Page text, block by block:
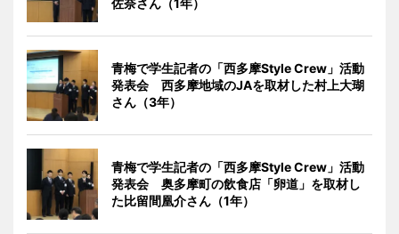
佐奈さん（1年）
青梅で学生記者の「西多摩Style Crew」活動
発表会 西多摩地域のJAを取材した村上大瑚
さん（3年）
青梅で学生記者の「西多摩Style Crew」活動
発表会 奥多摩町の飲食店「卵道」を取材し
た比留間凰介さん（1年）